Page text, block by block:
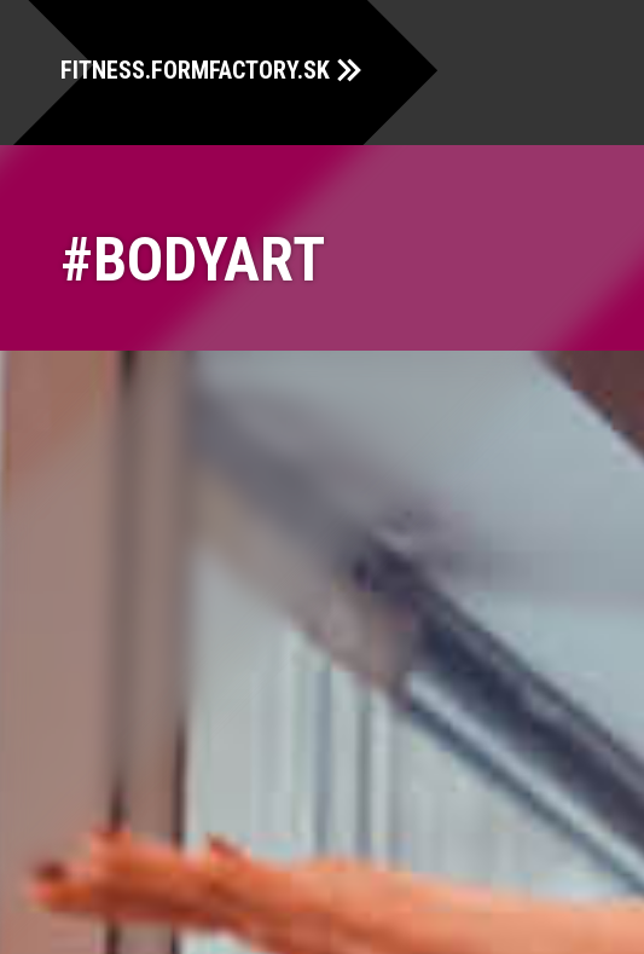
FITNESS.FORMFACTORY.SK
BODYART